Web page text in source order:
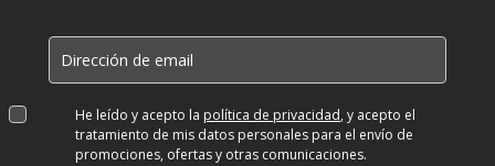
He leído y acepto la política de privacidad, y acepto el
tratamiento de mis datos personales para el envío de
promociones, ofertas y otras comunicaciones.